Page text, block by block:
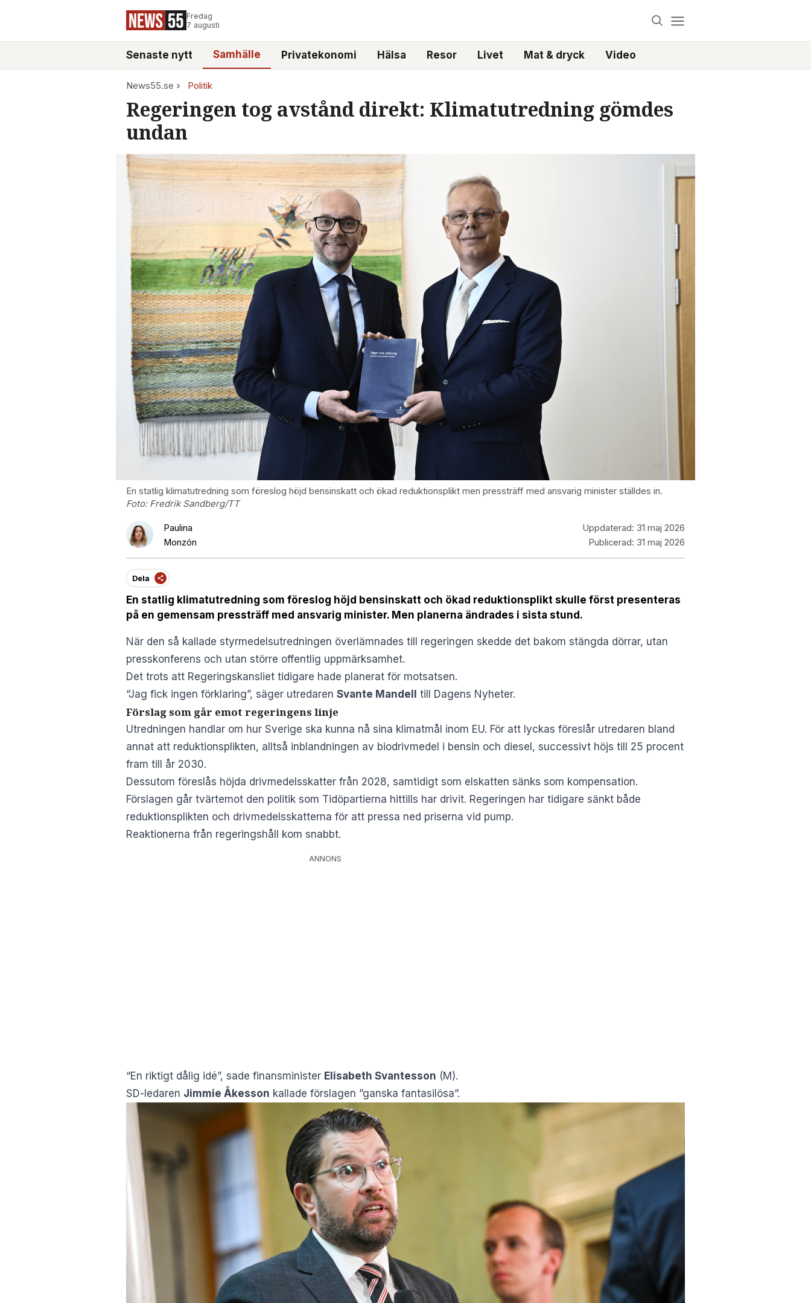
Fredag
7 augusti
Senaste nytt Samhälle Privatekonomi Hälsa Resor Livet Mat & dryck Video
News55.se Politik
Regeringen tog avstånd direkt: Klimatutredning gömdes
undan
En statlig klimatutredning som föreslog höjd bensinskatt och ökad reduktionsplikt men pressträff med ansvarig minister ställdes in.
Foto: Fredrik Sandberg/TT
Paulina
Monzón
Uppdaterad: 31 maj 2026
Publicerad: 31 maj 2026
Dela
En statlig klimatutredning som föreslog höjd bensinskatt och ökad reduktionsplikt skulle först presenteras
på en gemensam pressträff med ansvarig minister. Men planerna ändrades i sista stund.
När den så kallade styrmedelsutredningen överlämnades till regeringen skedde det bakom stängda dörrar, utan
presskonferens och utan större offentlig uppmärksamhet.
Det trots att Regeringskansliet tidigare hade planerat för motsatsen.
“Jag fick ingen förklaring”, säger utredaren Svante Mandell till Dagens Nyheter.
Förslag som går emot regeringens linje
Utredningen handlar om hur Sverige ska kunna nå sina klimatmål inom EU. För att lyckas föreslår utredaren bland
annat att reduktionsplikten, alltså inblandningen av biodrivmedel i bensin och diesel, successivt höjs till 25 procent
fram till år 2030.
Dessutom föreslås höjda drivmedelsskatter från 2028, samtidigt som elskatten sänks som kompensation.
Förslagen går tvärtemot den politik som Tidöpartierna hittills har drivit. Regeringen har tidigare sänkt både
reduktionsplikten och drivmedelsskatterna för att pressa ned priserna vid pump.
Reaktionerna från regeringshåll kom snabbt.
ANNONS
“En riktigt dålig idé”, sade finansminister Elisabeth Svantesson (M).
SD-ledaren Jimmie Åkesson kallade förslagen ”ganska fantasilösa”.